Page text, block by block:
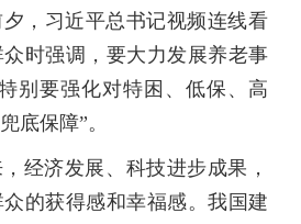
，习近平总书记视频连线看
时强调，要大力发展养老事
别要强化对特困、低保、高
底保障”。
济发展、科技进步成果，
的获得感和幸福感。我国建